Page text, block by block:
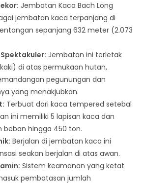
Jembatan Kaca Bach Long
jembatan kaca terpanjang di
sepanjang 632 meter (2.073
Jembatan ini terletak
di atas permukaan hutan,
pegunungan dan
yang menakjubkan.
Terbuat dari kaca tempered setebal
ini memiliki 5 lapisan kaca dan
hingga 450 ton.
Berjalan di jembatan kaca ini
seakan berjalan di atas awan.
Sistem keamanan yang ketat
pembatasan jumlah